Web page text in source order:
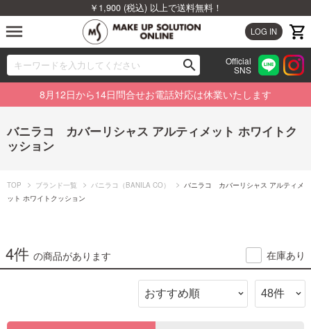
￥1,900 (税込) 以上で送料無料！
LOG IN
menu
search
00
Official
SNS
ブランドから探す
カテゴリから探す
新着商品から探す
ランキングから探す
ビューティジャーナルから探す
8月12日から14日問合せお電話対応は休業いたします
バニラコ カバーリシャス アルティメット ホワイトク
ッション
TOP ブランド一覧 バニラコ（BANILA CO）
バニラコ カバーリシャス アルティメ
ット ホワイトクッション
4件 の商品があります 在庫あり